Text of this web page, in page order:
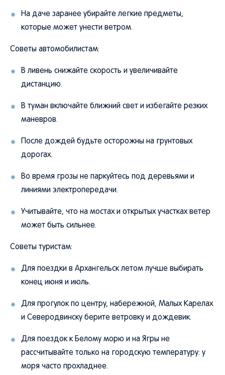
На даче заранее убирайте легкие предметы,
которые может унести ветром.
Советы автомобилистам:
В ливень снижайте скорость и увеличивайте
дистанцию.
В туман включайте ближний свет и избегайте резких
маневров.
После дождей будьте осторожны на грунтовых
дорогах.
Во время грозы не паркуйтесь под деревьями и
линиями электропередачи.
Учитывайте, что на мостах и открытых участках ветер
может быть сильнее.
Советы туристам:
Для поездки в Архангельск летом лучше выбирать
конец июня и июль.
Для прогулок по центру, набережной, Малых Карелах
и Северодвинску берите ветровку и дождевик.
Для поездок к Белому морю и на Ягры не
рассчитывайте только на городскую температуру: у
моря часто прохладнее.